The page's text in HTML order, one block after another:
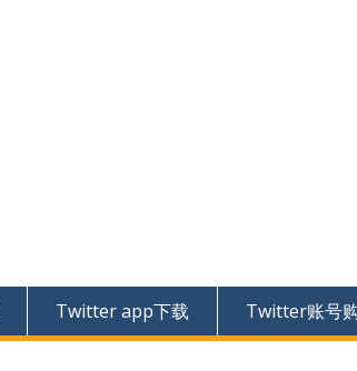
Twitter app下载 Twitter账号